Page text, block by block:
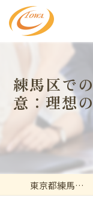
練馬区で
意：理想
東京都練馬で不動産の求人なら東和開発株式会社